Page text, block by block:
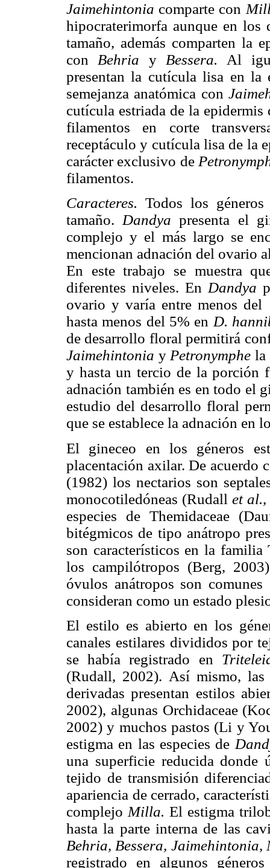
Jaimehintonia comparte con
hipocraterimorfa aunque en
tamaño, además comparten la
con Behria y Bessera. Al
presentan la cutícula lisa en
semejanza anatómica con
cutícula estriada de la
filamentos en corte
receptáculo y cutícula lisa de la
carácter exclusivo de
filamentos.
Caracteres. Todos los
tamaño. Dandyapresenta el
complejo y el más largo se
mencionan adnación del ovario
En este trabajo se muestra
diferentes niveles. En Dandya
ovario y varía entre menos
hasta menos del 5% en D.
de desarrollo floral permitirá
Jaimehintonia y Petronymphe la
y hasta un tercio de la porción
adnación también es en todo el
estudio del desarrollo floral
que se establece la adnación en
El gineceo en los géneros
placentación axilar. De
(1982) los nectarios son
monocotiledóneas (Rudall et al.,
especies de Themidaceae
bitégmicos de tipo anátropo
son característicos en la familia
los campilótropos (Berg,
óvulos anátropos son comunes
consideran como un estado
El estilo es abierto en los
canales estilares divididos por
se había registrado en
(Rudall, 2002). Así mismo, las
derivadas presentan estilos
2002), algunas Orchidaceae
2002) y muchos pastos (Li y
estigma en las especies de
una superficie reducida donde
tejido de transmisión
apariencia de cerrado,
complejo Milla. El estigma
hasta la parte interna de las
Behria, Bessera,
registrado en algunos